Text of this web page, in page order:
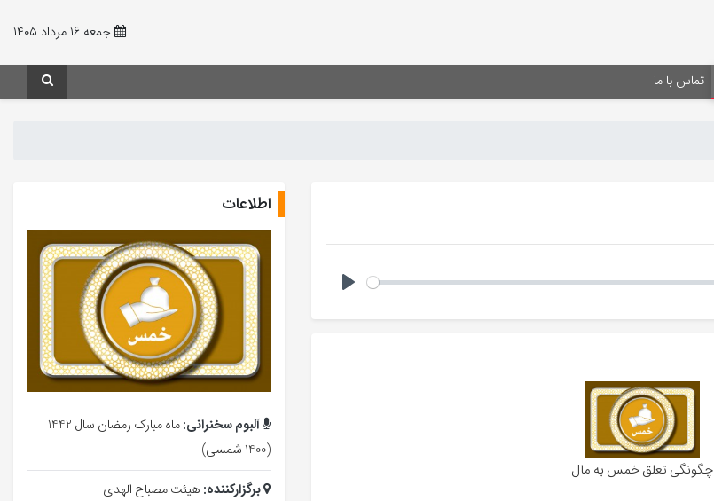
جمعه ۱۶ مرداد ۱۴۰۵
تماس با ما
چگونگی تعلق خمس به مال
اطلاعات
آلبوم سخنرانی:
ماه مبارک رمضان سال 1442
(1400 شمسی)
برگزارکننده: هیئت مصباح الهدی